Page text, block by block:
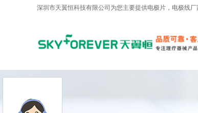
深圳市天翼恒科技有限公司为您主要提供电极片 ，电极线